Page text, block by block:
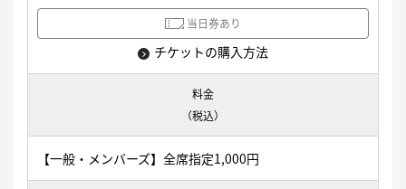
当日券あり
チケットの購入方法
料金
（税込）
【一般・メンバーズ】全席指定1,000円